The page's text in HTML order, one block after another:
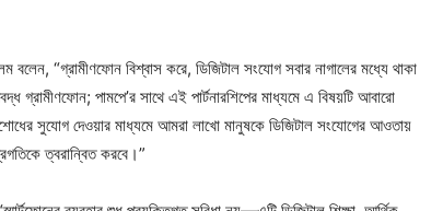
“গ্রামীণফোন বিশ্বাস করে, ডিজিটাল সংযোগ সবার নাগালের মধ্যে থাকা
পামপে’র সাথে এই পার্টনারশিপের মাধ্যমে এ বিষয়টি আবারো
সুযোগ দেওয়ার মাধ্যমে আমরা লাখো মানুষকে ডিজিটাল সংযোগের আওতায়
ত্বরান্বিত করবে।”